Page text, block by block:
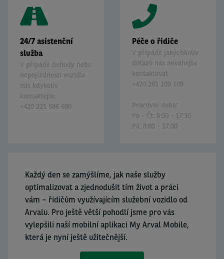
24/7 asistenční
služba
V případě nehody nebo
nepojízdnosti vozidla
nás kdykoliv
kontaktujte:
+420 221 586 680
Péče o řidiče
V případě jakýchkoliv
dotazů nás neváhejte
kontaktovat
+420 261 109 109
Pracovní doba:
Po - Čt: 8:00 - 17:30
Pá: 8:00 - 17:00
Každý den se zamýšlíme, jak naše služby
optimalizovat a zjednodušit tím život a práci
vám – řidičům využívajícím služební vozidlo od
Arvalu. Pro ještě větší pohodlí jsme pro vás
vylepšili naší mobilní aplikaci My Arval Mobile,
která je nyní ještě užitečnější.